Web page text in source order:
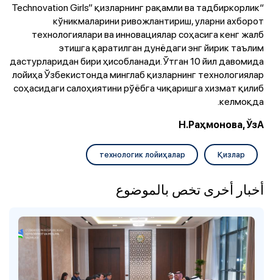
“Technovation Girls” қизларнинг рақамли ва тадбиркорлик
кўникмаларини ривожлантириш, уларни ахборот
технологиялари ва инновациялар соҳасига кенг жалб
этишга қаратилган дунёдаги энг йирик таълим
дастурларидан бири ҳисобланади. Ўтган 10 йил давомида
лойиҳа Ўзбекистонда минглаб қизларнинг технологиялар
соҳасидаги салоҳиятини рўёбга чиқаришга хизмат қилиб
келмоқда.
Н.Раҳмонова, ЎзА
Қизлар
технологик лойиҳалар
أخبار أخرى تخص بالموضوع